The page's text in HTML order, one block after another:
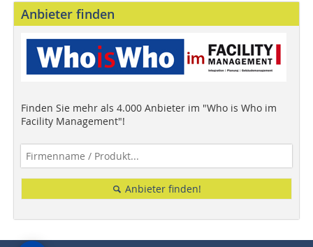
Anbieter finden
Finden Sie mehr als 4.000 Anbieter im "Who is Who im
Facility Management"!
Anbieter finden!